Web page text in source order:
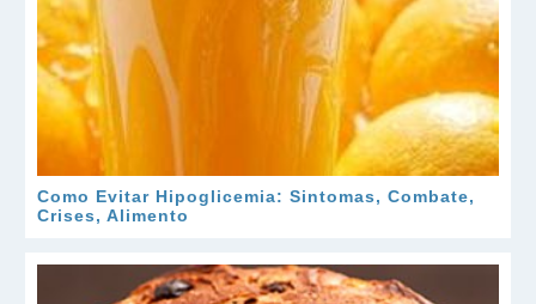
Como Evitar Hipoglicemia: Sintomas, Combate,
Crises, Alimento